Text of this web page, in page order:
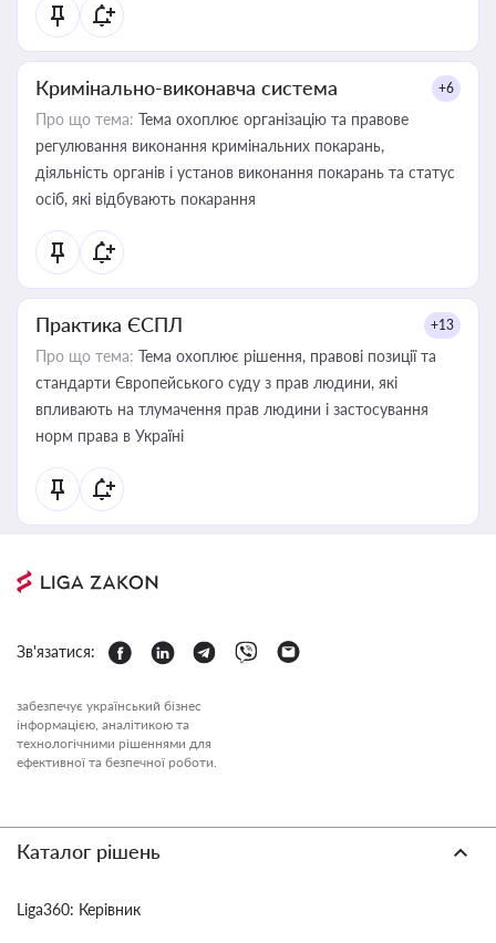
Кримінально-виконавча система +6
Про що тема: Тема охоплює організацію та правове
регулювання виконання кримінальних покарань,
діяльність органів і установ виконання покарань та статус
осіб, які відбувають покарання
Практика ЄСПЛ +13
Про що тема: Тема охоплює рішення, правові позиції та
стандарти Європейського суду з прав людини, які
впливають на тлумачення прав людини і застосування
норм права в Україні
Зв'язатися:
забезпечує український бізнес
інформацією, аналітикою та
технологічними рішеннями для
ефективної та безпечної роботи.
Каталог рішень
Liga360: Керівник